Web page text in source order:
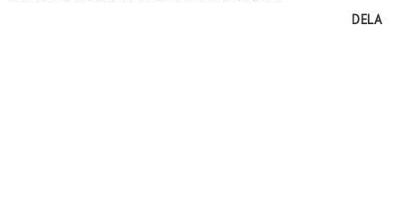
DELA